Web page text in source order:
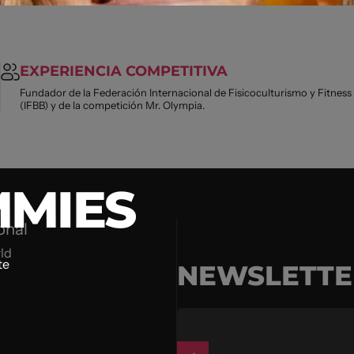
EXPERIENCIA COMPETITIVA
Fundador de la Federación Internacional de Fisicoculturismo y Fitness
(IFBB) y de la competición Mr. Olympia.